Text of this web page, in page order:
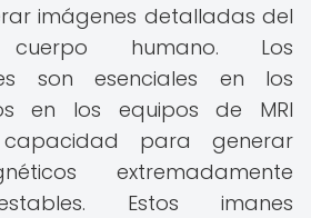
imágenes detalladas del
humano. Los
son esenciales en los
en los equipos de MRI
para generar
extremadamente
Estos imanes